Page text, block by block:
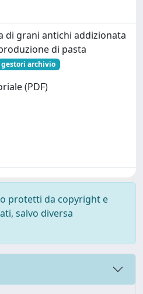
di grani antichi addizionata
di pasta
gestori archivio
(PDF)
protetti da copyright e
salvo diversa